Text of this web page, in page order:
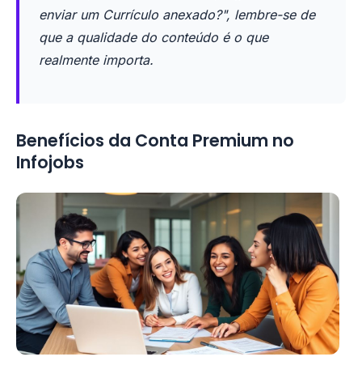
enviar um Currículo anexado?", lembre-se de
que a qualidade do conteúdo é o que
realmente importa.
Benefícios da Conta Premium no
Infojobs